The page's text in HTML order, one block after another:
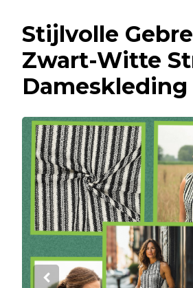
Stijlvolle
Zwart-Witte
Dameskleding